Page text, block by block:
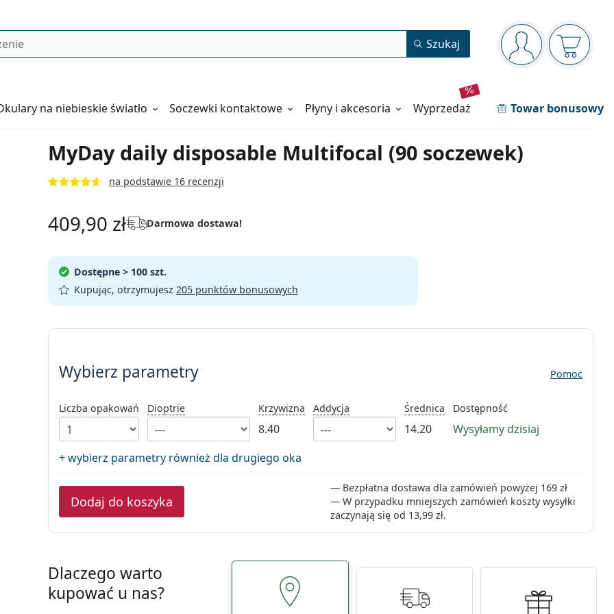
Panel nawigacyjny
jesteś
Koszyk
Szukaj
Soczewki kontaktowe
na niebieskie światło Płyny i akcesoria wyprzedaż Towar bonusowy
MyDay daily disposable Multifocal (90 soczewek)
na podstawie 16 recenzji
409,90 zł Darmowa dostawa!
Dostępne > 100 szt.
Kupując, otrzymujesz 205 punktów bonusowych
Wybierz parametry
Wybierz parametry Pomoc
Liczba opakowań Dioptrie Krzywizna
8.40
Addycja Średnica
14.20
Dostępność
Wysyłamy dzisiaj
+ wybierz parametry również dla drugiego oka
Dodaj do koszyka
Bezpłatna dostawa dla zamówień powyżej 169 zł
W przypadku mniejszych zamówień koszty wysyłki
zaczynają się od 13,99 zł.
Dlaczego warto
kupować u nas?